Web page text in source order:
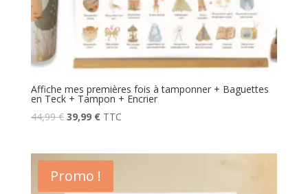
Affiche mes premières fois à tamponner + Baguettes
en Teck + Tampon + Encrier
44,99€ 39,99 € TTC
Promo !